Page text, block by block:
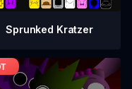
Sprunked Kratzer